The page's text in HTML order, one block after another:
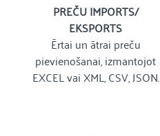
PREČU IMPORTS/
EKSPORTS
Ērtai un ātrai preču
pievienošanai, izmantojot
EXCEL vai XML, CSV, JSON.